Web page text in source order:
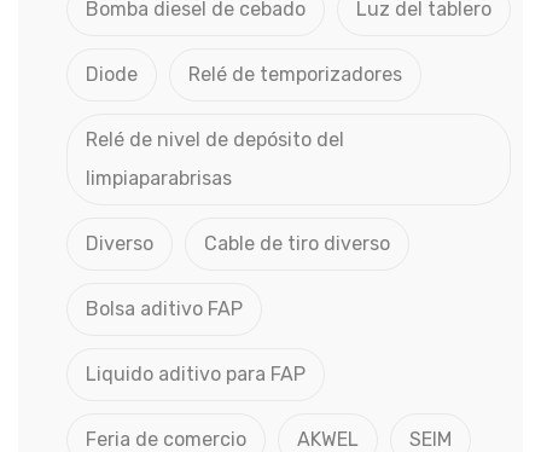
Bomba diesel de cebado Luz del tablero
Diode Relé de temporizadores
Relé de nivel de depósito del
limpiaparabrisas
Diverso Cable de tiro diverso
Bolsa aditivo FAP
Liquido aditivo para FAP
Feria de comercio AKWEL SEIM